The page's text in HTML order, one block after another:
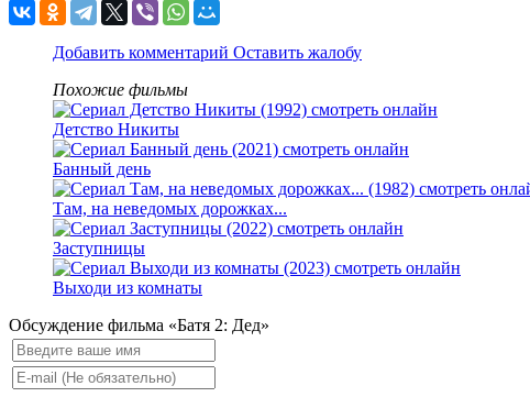
Добавить комментарий Оставить жалобу
Похожие фильмы
Детство Никиты
Банный день
Там, на неведомых дорожках...
Заступницы
Выходи из комнаты
Обсуждение фильма «Батя 2: Дед»